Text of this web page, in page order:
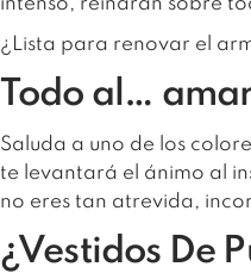
intenso, reinarán sobre
¿Lista para renovar el
Todo al…
Saluda a uno de los
te levantará el ánimo al
no eres tan atrevida,
¿Vestidos De